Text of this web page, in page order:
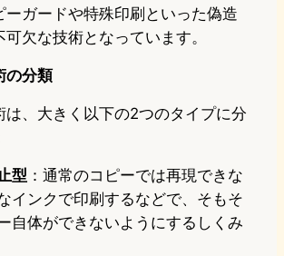
ーガードや特殊印刷といった偽造
欠な技術となっています。
の分類
は、大きく以下の2つのタイプに分
型 ：通常のコピーでは再現できな
インクで印刷するなどで、そもそ
自体ができないようにするしくみ